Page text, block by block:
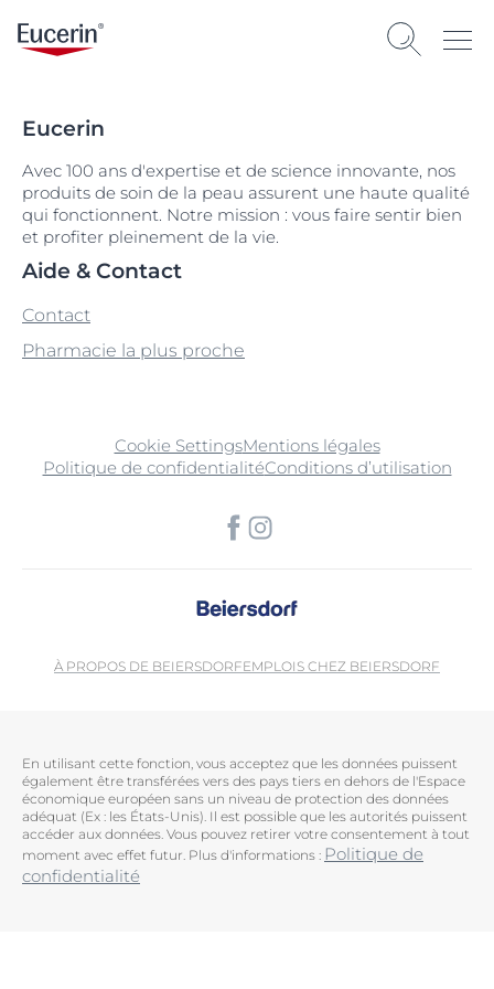
Eucerin
Avec 100 ans d'expertise et de science innovante, nos
produits de soin de la peau assurent une haute qualité
qui fonctionnent. Notre mission : vous faire sentir bien
et profiter pleinement de la vie.
Aide & Contact
Contact
Pharmacie la plus proche
Cookie SettingsMentions légales
Politique de confidentialitéConditions d’utilisation
À PROPOS DE BEIERSDORFEMPLOIS CHEZ BEIERSDORF
En utilisant cette fonction, vous acceptez que les données puissent
également être transférées vers des pays tiers en dehors de l'Espace
économique européen sans un niveau de protection des données
adéquat (Ex : les États-Unis). Il est possible que les autorités puissent
accéder aux données. Vous pouvez retirer votre consentement à tout
moment avec effet futur. Plus d'informations : Politique de
confidentialité